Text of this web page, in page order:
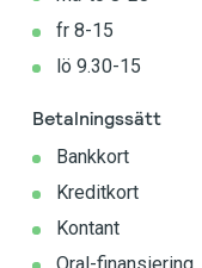
fr 8-15
lö 9.30-15
Betalningssätt
Bankkort
Kreditkort
Kontant